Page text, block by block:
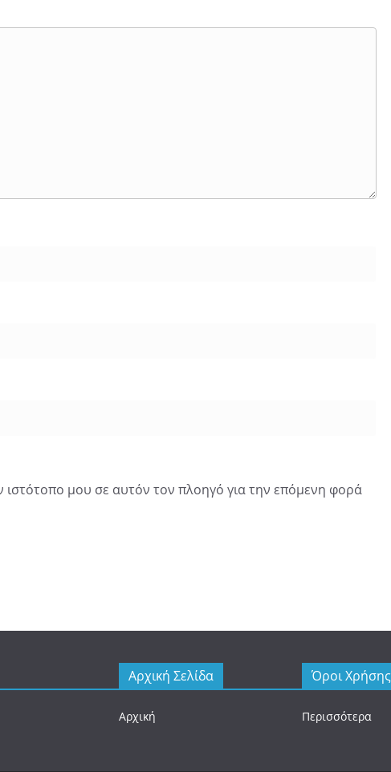
μου σε αυτόν τον πλοηγό για την επόμενη φορά
Αρχική Σελίδα
Αρχική
Όροι Χρήσης
Περισσότερα